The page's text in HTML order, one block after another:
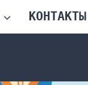
КОНТАКТЫ